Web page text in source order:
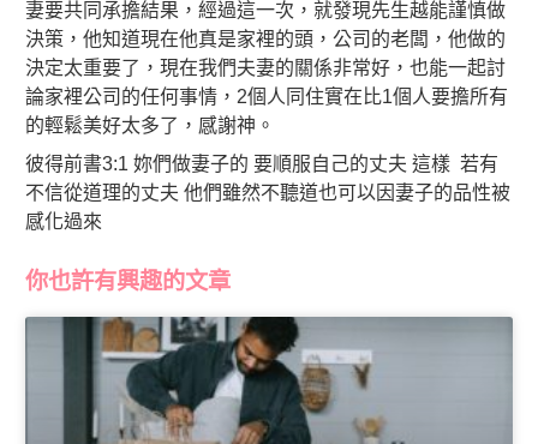
妻要共同承擔結果，經過這一次，就發現先生越能謹慎做
決策，他知道現在他真是家裡的頭，公司的老闆，他做的
決定太重要了，現在我們夫妻的關係非常好，也能一起討
論家裡公司的任何事情，2個人同住實在比1個人要擔所有
的輕鬆美好太多了，感謝神。
彼得前書3:1 妳們做妻子的 要順服自己的丈夫 這樣 若有
不信從道理的丈夫 他們雖然不聽道也可以因妻子的品性被
感化過來
你也許有興趣的文章